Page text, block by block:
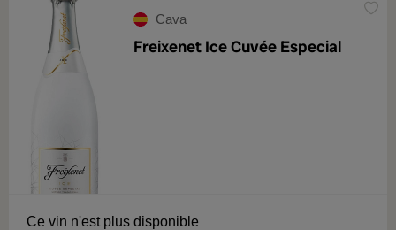
Cava
Freixenet Ice Cuvée Especial
Ce vin n'est plus disponible